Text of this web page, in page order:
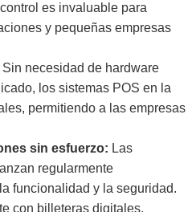
es invaluable para
y pequeñas empresas
Sin necesidad de hardware
los sistemas POS en la
permitiendo a las empresas
sin esfuerzo: Las
regularmente
funcionalidad y la seguridad.
con billeteras digitales,